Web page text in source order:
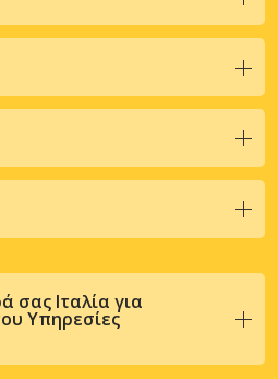
σας Ιταλία για
Υπηρεσίες